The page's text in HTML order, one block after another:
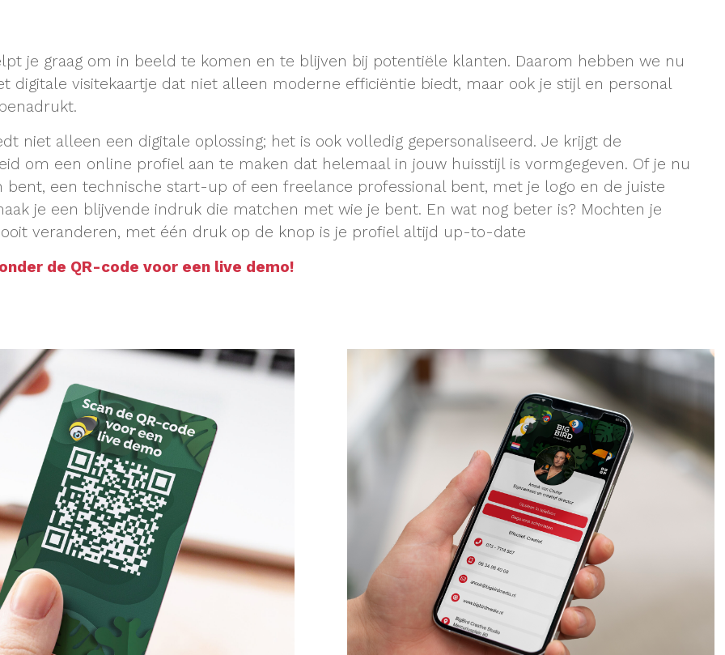
je graag om in beeld te komen en te blijven bij potentiële klanten. Daarom hebben we nu
digitale visitekaartje dat niet alleen moderne efficiëntie biedt, maar ook je stijl en personal
niet alleen een digitale oplossing; het is ook volledig gepersonaliseerd. Je krijgt de
om een online profiel aan te maken dat helemaal in jouw huisstijl is vormgegeven. Of je nu
bent, een technische start-up of een freelance professional bent, met je logo en de juiste
je een blijvende indruk die matchen met wie je bent. En wat nog beter is? Mochten je
ooit veranderen, met één druk op de knop is je profiel altijd up-to-date
de QR-code voor een live demo!